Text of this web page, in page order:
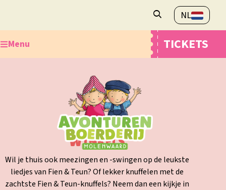
Openingstijden
NL
Menu
Ontdek de Avonturenboerderij
TICKETS
WINKELS
Wil je thuis ook meezingen en -swingen op de leukste
liedjes van Fien & Teun? Of lekker knuffelen met de
zachtste Fien & Teun-knuffels? Neem dan een kijkje in